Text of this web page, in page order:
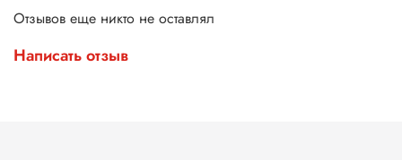
Отзывов еще никто не оставлял
Написать отзыв